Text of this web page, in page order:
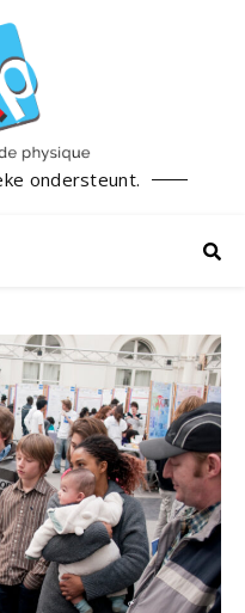
ondersteunt.